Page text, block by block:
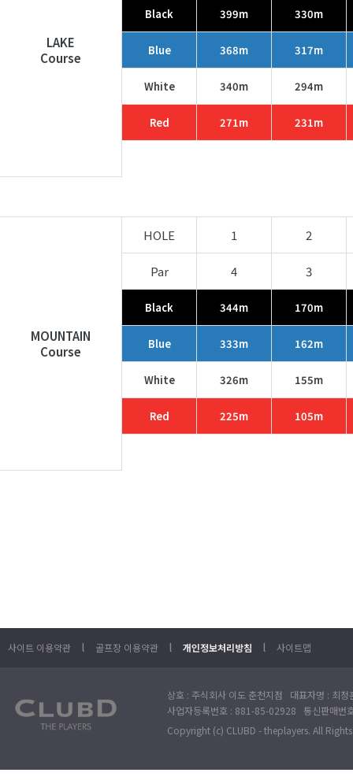
LAKE
Course
Black 399m 330m
Blue 368m 317m
White 340m 294m
Red 271m 231m
MOUNTAIN
Course
HOLE 1 2
Par 4 3
Black 344m 170m
Blue 333m 162m
White 326m 155m
Red 225m 105m
사이트 이용약관 l 골프장 이용약관 l 개인정보처리방침 l 사이트맵
상호 : 주식회사 이도 춘천지점 대표자명 : 최
사업자등록번호 : 881-85-02928 통신판매번
Copyright (c) CLUBD - theplayers. All